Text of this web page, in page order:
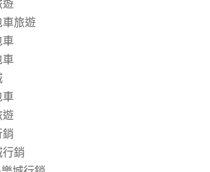
遊
旅遊
車
車
車
遊
銷